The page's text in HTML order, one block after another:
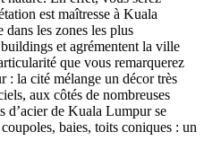
est maîtresse à Kuala
les zones les plus
et agrémentent la ville
que vous remarquerez
: la cité mélange un décor très
aux côtés de nombreuses
d’acier de Kuala Lumpur se
baies, toits coniques : un